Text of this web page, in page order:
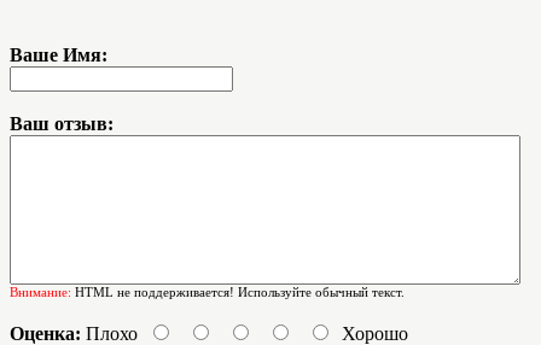
Ваше Имя:
Ваш отзыв:
Внимание: HTML не поддерживается! Используйте обычный текст.
Оценка: Плохо Хорошо